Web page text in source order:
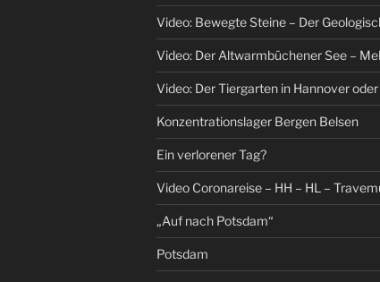
Video: Bewegte Steine – Der
Video: Der Altwarmbüchener See –
Video: Der Tiergarten in Hannover
Konzentrationslager Bergen Belsen
Ein verlorener Tag?
Video Coronareise – HH – HL –
„Auf nach Potsdam“
Potsdam